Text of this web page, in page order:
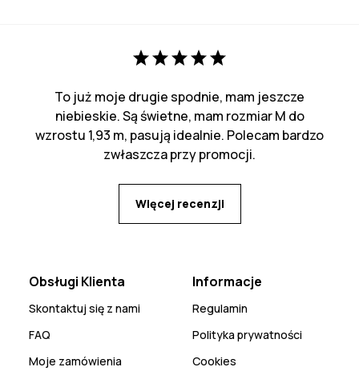
To już moje drugie spodnie, mam jeszcze
niebieskie. Są świetne, mam rozmiar M do
wzrostu 1,93 m, pasują idealnie. Polecam bardzo
zwłaszcza przy promocji.
Więcej recenzji
Obsługi Klienta
Skontaktuj się z nami
FAQ
Moje zamówienia
Informacje
Regulamin
Polityka prywatności
Cookies